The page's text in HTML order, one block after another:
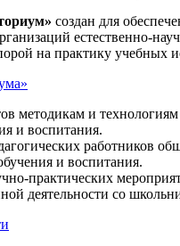
создан для
естественно-
на практику учебных
методикам и
и воспитания.
работников
и воспитания.
практических
деятельности со